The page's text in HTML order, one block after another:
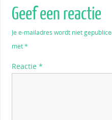
Geef een reactie
Je e-mailadres wordt niet
met*
Reactie *